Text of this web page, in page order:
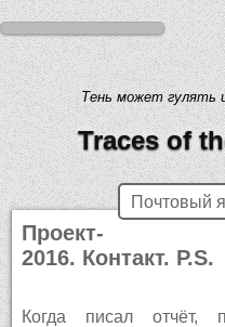
Тень может гулять
Traces of
Почтовый
Проект-
2016. Контакт. P.S.
Когда писал отчёт,